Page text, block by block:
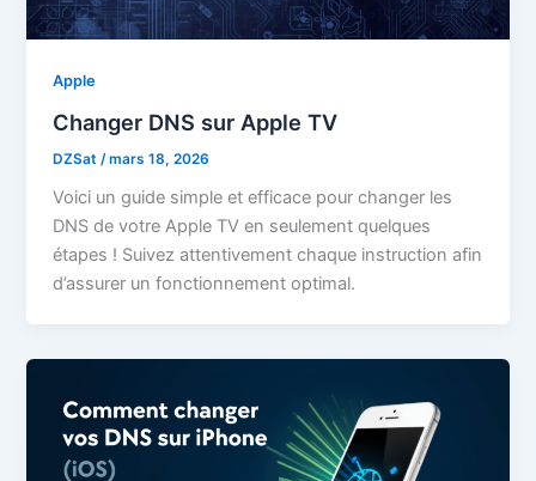
Apple
Changer DNS sur Apple TV
DZSat /mars 18, 2026
Voici un guide simple et efficace pour changer les
DNS de votre Apple TV en seulement quelques
étapes ! Suivez attentivement chaque instruction afin
d’assurer un fonctionnement optimal.